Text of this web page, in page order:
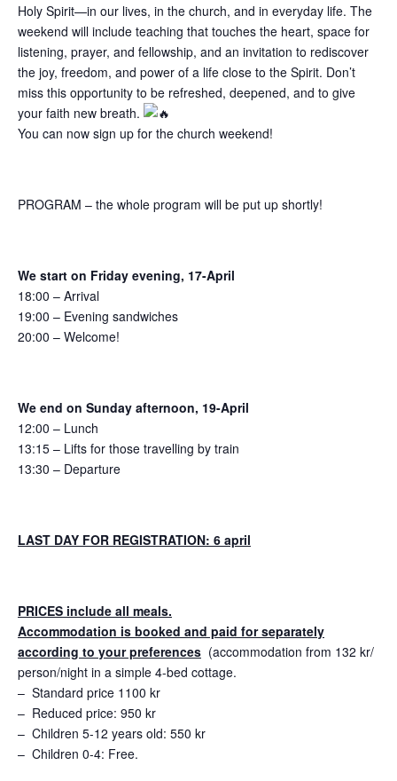
Holy Spirit—in our lives, in the church, and in everyday life. The
weekend will include teaching that touches the heart, space for
listening, prayer, and fellowship, and an invitation to rediscover
the joy, freedom, and power of a life close to the Spirit. Don’t
miss this opportunity to be refreshed, deepened, and to give
your faith new breath.
You can now sign up for the church weekend!
PROGRAM – the whole program will be put up shortly!
We start on Friday evening, 17-April
18:00 – Arrival
19:00 – Evening sandwiches
20:00 – Welcome!
We end on Sunday afternoon, 19-April
12:00 – Lunch
13:15 – Lifts for those travelling by train
13:30 – Departure
LAST DAY FOR REGISTRATION: 6 april
PRICES include all meals.
Accommodation is booked and paid for separately
according to your preferences (accommodation from 132 kr/
person/night in a simple 4-bed cottage.
– Standard price 1100 kr
– Reduced price: 950 kr
– Children 5-12 years old: 550 kr
– Children 0-4: Free.